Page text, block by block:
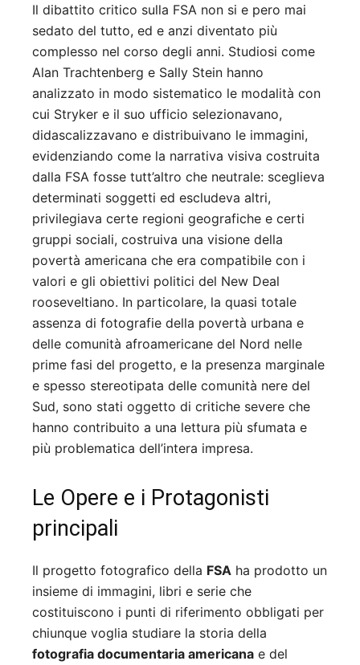
Il dibattito critico sulla FSA non si e pero mai
sedato del tutto, ed e anzi diventato più
complesso nel corso degli anni. Studiosi come
Alan Trachtenberg e Sally Stein hanno
analizzato in modo sistematico le modalità con
cui Stryker e il suo ufficio selezionavano,
didascalizzavano e distribuivano le immagini,
evidenziando come la narrativa visiva costruita
dalla FSA fosse tutt’altro che neutrale: sceglieva
determinati soggetti ed escludeva altri,
privilegiava certe regioni geografiche e certi
gruppi sociali, costruiva una visione della
povertà americana che era compatibile con i
valori e gli obiettivi politici del New Deal
rooseveltiano. In particolare, la quasi totale
assenza di fotografie della povertà urbana e
delle comunità afroamericane del Nord nelle
prime fasi del progetto, e la presenza marginale
e spesso stereotipata delle comunità nere del
Sud, sono stati oggetto di critiche severe che
hanno contribuito a una lettura più sfumata e
più problematica dell’intera impresa.
Le Opere e i Protagonisti
principali
Il progetto fotografico della FSA ha prodotto un
insieme di immagini, libri e serie che
costituiscono i punti di riferimento obbligati per
chiunque voglia studiare la storia della
fotografia documentaria americana e del